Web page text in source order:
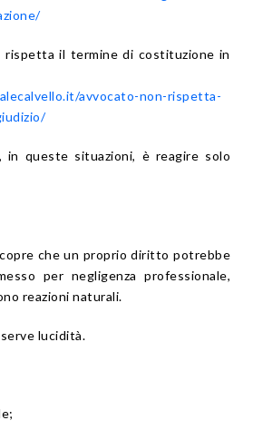
rispetta il termine di costituzione in
avvocato-non-rispetta-
in queste situazioni, è reagire solo
che un proprio diritto potrebbe
per negligenza professionale,
reazioni naturali.
lucidità.